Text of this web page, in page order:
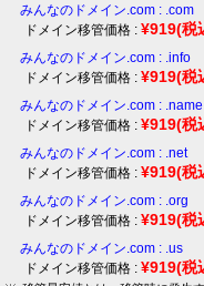
みんなのドメイン.com : .com
ドメイン移管価格 : ¥919(税
みんなのドメイン.com : .info
ドメイン移管価格 : ¥919(税
みんなのドメイン.com : .name
ドメイン移管価格 : ¥919(税
みんなのドメイン.com : .net
ドメイン移管価格 : ¥919(税
みんなのドメイン.com : .org
ドメイン移管価格 : ¥919(税
みんなのドメイン.com : .us
ドメイン移管価格 : ¥919(税